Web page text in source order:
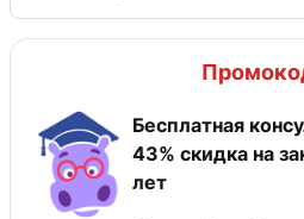
Бесплатная
43% скидка на
лет